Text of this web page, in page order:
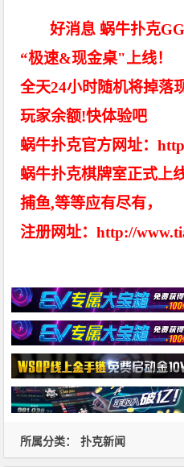
好消息 蜗牛扑克
“极速&现金桌"上线！
全天24小时随机将掉落
玩家余额!快体验吧
蜗牛扑克官方网址：
蜗牛扑克棋牌室正式上
捕鱼,等等应有尽有，
注册网址：http://
所属分类： 扑克新闻